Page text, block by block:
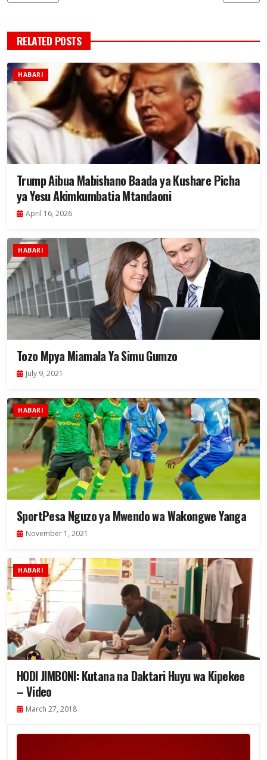
RELATED POSTS
HABARI
Trump Aibua Mabishano Baada ya Kushare Picha
ya Yesu Akimkumbatia Mtandaoni
April 16, 2026
HABARI
Tozo Mpya Miamala Ya Simu Gumzo
July 9, 2021
HABARI
SportPesa Nguzo ya Mwendo wa Wakongwe Yanga
November 1, 2021
HABARI
HODI JIMBONI: Kutana na Daktari Huyu wa Kipekee
– Video
March 27, 2018